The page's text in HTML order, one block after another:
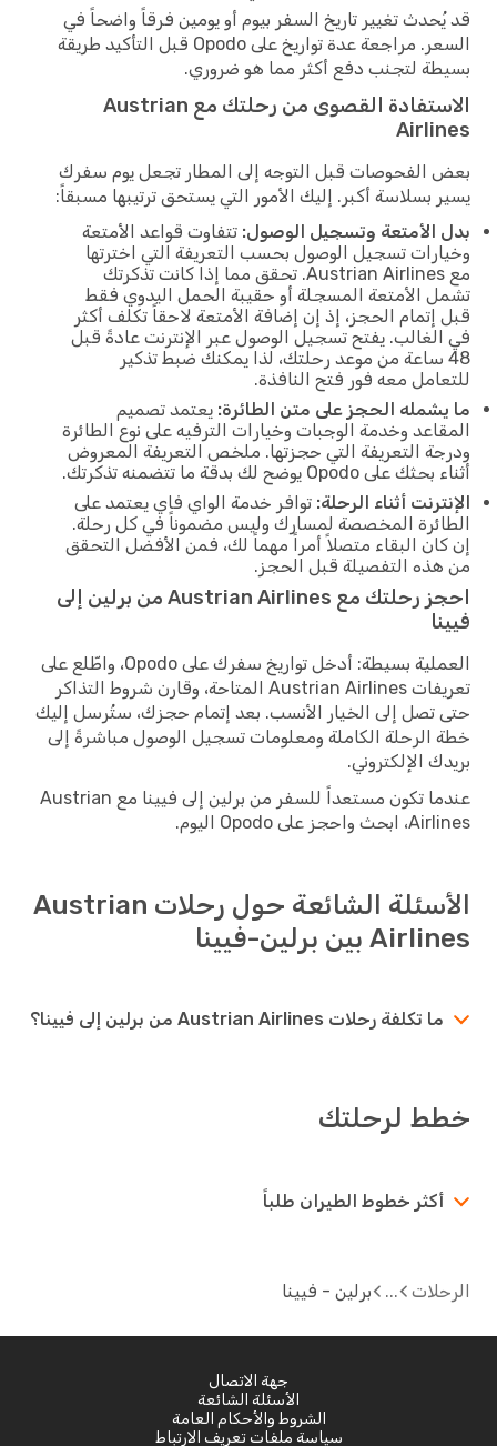
قد يُحدث تغيير تاريخ السفر بيوم أو يومين فرقاً واضحاً في
السعر. مراجعة عدة تواريخ على Opodo قبل التأكيد طريقة
بسيطة لتجنب دفع أكثر مما هو ضروري.
الاستفادة القصوى من رحلتك مع Austrian
Airlines
بعض الفحوصات قبل التوجه إلى المطار تجعل يوم سفرك
يسير بسلاسة أكبر. إليك الأمور التي يستحق ترتيبها مسبقاً:
بدل الأمتعة وتسجيل الوصول: تتفاوت قواعد الأمتعة
وخيارات تسجيل الوصول بحسب التعريفة التي اخترتها
مع Austrian Airlines. تحقق مما إذا كانت تذكرتك
تشمل الأمتعة المسجلة أو حقيبة الحمل اليدوي فقط
قبل إتمام الحجز، إذ إن إضافة الأمتعة لاحقاً تكلف أكثر
في الغالب. يفتح تسجيل الوصول عبر الإنترنت عادةً قبل
48 ساعة من موعد رحلتك، لذا يمكنك ضبط تذكير
للتعامل معه فور فتح النافذة.
ما يشمله الحجز على متن الطائرة: يعتمد تصميم
المقاعد وخدمة الوجبات وخيارات الترفيه على نوع الطائرة
ودرجة التعريفة التي حجزتها. ملخص التعريفة المعروض
أثناء بحثك على Opodo يوضح لك بدقة ما تتضمنه تذكرتك.
الإنترنت أثناء الرحلة: توافر خدمة الواي فاي يعتمد على
الطائرة المخصصة لمسارك وليس مضموناً في كل رحلة.
إن كان البقاء متصلاً أمراً مهماً لك، فمن الأفضل التحقق
من هذه التفصيلة قبل الحجز.
احجز رحلتك مع Austrian Airlines من برلين إلى
فيينا
العملية بسيطة: أدخل تواريخ سفرك على Opodo، واطّلع على
تعريفات Austrian Airlines المتاحة، وقارن شروط التذاكر
حتى تصل إلى الخيار الأنسب. بعد إتمام حجزك، ستُرسل إليك
خطة الرحلة الكاملة ومعلومات تسجيل الوصول مباشرةً إلى
بريدك الإلكتروني.
عندما تكون مستعداً للسفر من برلين إلى فيينا مع Austrian
Airlines، ابحث واحجز على Opodo اليوم.
الأسئلة الشائعة حول رحلات Austrian
Airlines بين برلين-فيينا
ما تكلفة رحلات Austrian Airlines من برلين إلى فيينا؟
خطط لرحلتك
أكثر خطوط الطيران طلباً
الرحلات برلين - فيينا
جهة الاتصال
الأسئلة الشائعة
الشروط والأحكام العامة
سياسة ملفات تعريف الارتباط